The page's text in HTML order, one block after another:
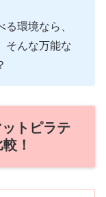
環境なら、
そんな万能な
トピラテ
！